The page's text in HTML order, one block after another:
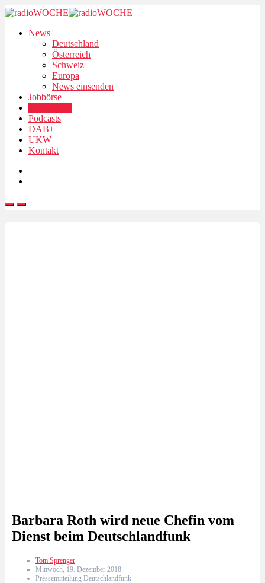
News
Deutschland
Österreich
Schweiz
Europa
News einsenden
Jobbörse
Podcasts
DAB+
UKW
Kontakt
Barbara Roth wird neue Chefin vom
Dienst beim Deutschlandfunk
Tom Sprenger
Mittwoch, 19. Dezember 2018
Pressemitteilung Deutschlandfunk